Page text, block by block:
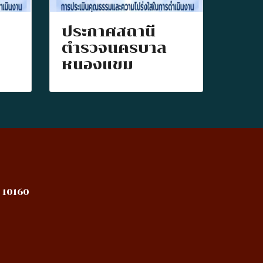
ประกาศสถานี
ตำรวจนครบาล
หนองแขม